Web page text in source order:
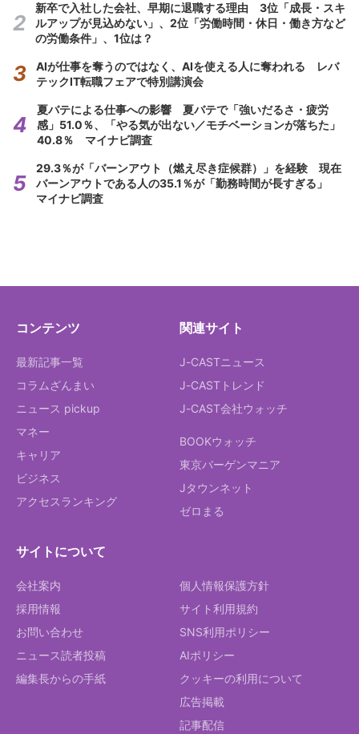
新卒で入社した会社、早期に退職する理由 3位「成長・スキ
ルアップが見込めない」、2位「労働時間・休日・働き方など
の労働条件」、1位は？
AIが仕事を奪うのではなく、AIを使える人に奪われる レバ
テックIT転職フェアで特別講演会
夏バテによる仕事への影響 夏バテで「強いだるさ・疲労
感」51.0％、「やる気が出ない／モチベーションが落ちた」
40.8％ マイナビ調査
29.3％が「バーンアウト（燃え尽き症候群）」を経験 現在
バーンアウトである人の35.1％が「勤務時間が長すぎる」
マイナビ調査
コンテンツ
最新記事一覧
コラムざんまい
ニュース pickup
マネー
キャリア
ビジネス
アクセスランキング
関連サイト
J-CASTニュース
J-CASTトレンド
J-CAST会社ウォッチ
BOOKウォッチ
東京バーゲンマニア
Jタウンネット
ゼロまる
サイトについて
会社案内
採用情報
お問い合わせ
ニュース読者投稿
編集長からの手紙
個人情報保護方針
サイト利用規約
SNS利用ポリシー
AIポリシー
クッキーの利用について
広告掲載
記事配信